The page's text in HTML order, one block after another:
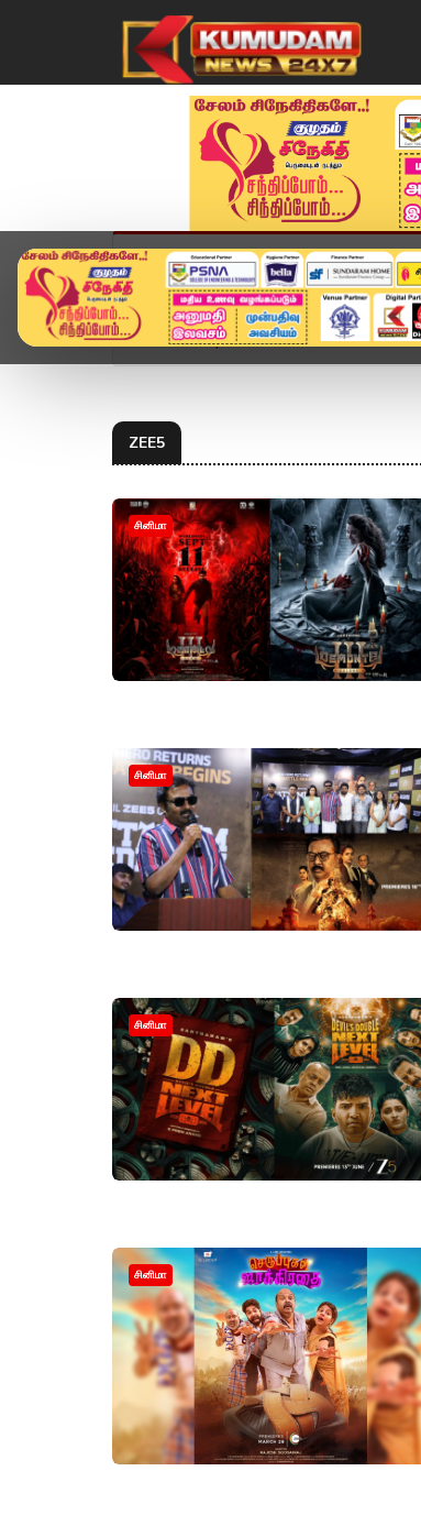
முகப்பு விளையாட்டு அண்மை
Home Topics ZEE5
ZEE5
சினிமா
சினிமா
சினிமா
சினிமா